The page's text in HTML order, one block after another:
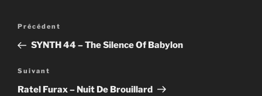
l’article
Article
précédent
Précédent
SYNTH 44 – The Silence Of Babylon
Article
suivant
Suivant
Ratel Furax – Nuit De Brouillard